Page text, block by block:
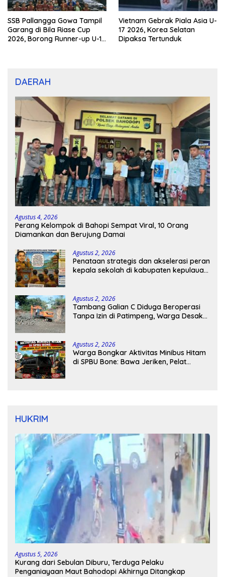
SSB Pallangga Gowa Tampil
Garang di Bila Riase Cup
2026, Borong Runner-up U-10
Vietnam Gebrak Piala Asia U-
17 2026, Korea Selatan
Dipaksa Tertunduk
DAERAH
Agustus 4, 2026
Perang Kelompok di Bahopi Sempat Viral, 10 Orang
Diamankan dan Berujung Damai
Agustus 2, 2026
Penataan strategis dan akselerasi peran
kepala sekolah di kabupaten kepulauan
Agustus 2, 2026
Tambang Galian C Diduga Beroperasi
Tanpa Izin di Patimpeng, Warga Desak
Agustus 2, 2026
Warga Bongkar Aktivitas Minibus Hitam
di SPBU Bone: Bawa Jeriken, Pelat
HUKRIM
Agustus 5, 2026
Kurang dari Sebulan Diburu, Terduga Pelaku
Penganiayaan Maut Bahodopi Akhirnya Ditangkap